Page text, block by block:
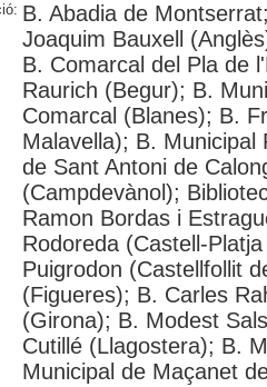
B. Abadia de
Joaquim Bauxell
B. Comarcal del Pla de
Raurich (Begur); B.
Comarcal (Blanes); B.
Malavella); B. Municipal
de Sant Antoni de
(Campdevànol);
Ramon Bordas i
Rodoreda (Castell-
Puigrodon (Castellfollit
(Figueres); B. Carles
(Girona); B. Modest
Cutillé (Llagostera); B.
Municipal de Maçanet